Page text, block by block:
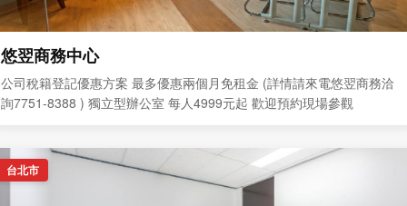
悠翌商務中心
公司稅籍登記優惠方案 最多優惠兩個月免租金 (詳情請來電悠翌商務洽
詢7751-8388 ) 獨立型辦公室 每人4999元起 歡迎預約現場參觀
台北市